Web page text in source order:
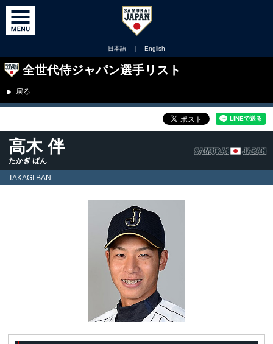
日本語 ｜ English
全世代侍ジャパン選手リスト
戻る
高木 伴
たかぎ ばん
TAKAGI BAN